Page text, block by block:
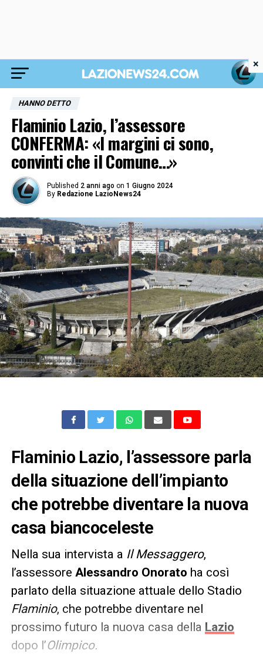
HANNO DETTO
Flaminio Lazio, l’assessore
CONFERMA: «I margini ci sono,
convinti che il Comune…»
Published 2 anni ago on 1 Giugno 2024
By Redazione LazioNews24
Flaminio Lazio, l’assessore parla
della situazione dell’impianto
che potrebbe diventare la nuova
casa biancoceleste
Nella sua intervista a Il Messaggero,
l’assessore Alessandro Onorato ha così
parlato della situazione attuale dello Stadio
Flaminio, che potrebbe diventare nel
prossimo futuro la nuova casa della Lazio
dopo l’Olimpico.
×